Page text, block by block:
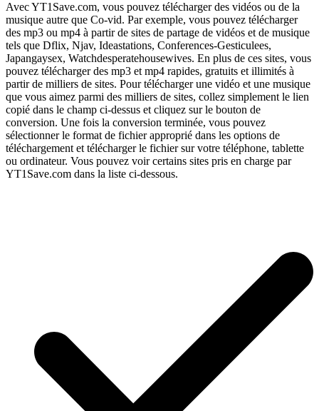
Avec YT1Save.com, vous pouvez télécharger des vidéos ou de la
musique autre que Co-vid. Par exemple, vous pouvez télécharger
des mp3 ou mp4 à partir de sites de partage de vidéos et de musique
tels que Dflix, Njav, Ideastations, Conferences-Gesticulees,
Japangaysex, Watchdesperatehousewives. En plus de ces sites, vous
pouvez télécharger des mp3 et mp4 rapides, gratuits et illimités à
partir de milliers de sites. Pour télécharger une vidéo et une musique
que vous aimez parmi des milliers de sites, collez simplement le lien
copié dans le champ ci-dessus et cliquez sur le bouton de
conversion. Une fois la conversion terminée, vous pouvez
sélectionner le format de fichier approprié dans les options de
téléchargement et télécharger le fichier sur votre téléphone, tablette
ou ordinateur. Vous pouvez voir certains sites pris en charge par
YT1Save.com dans la liste ci-dessous.